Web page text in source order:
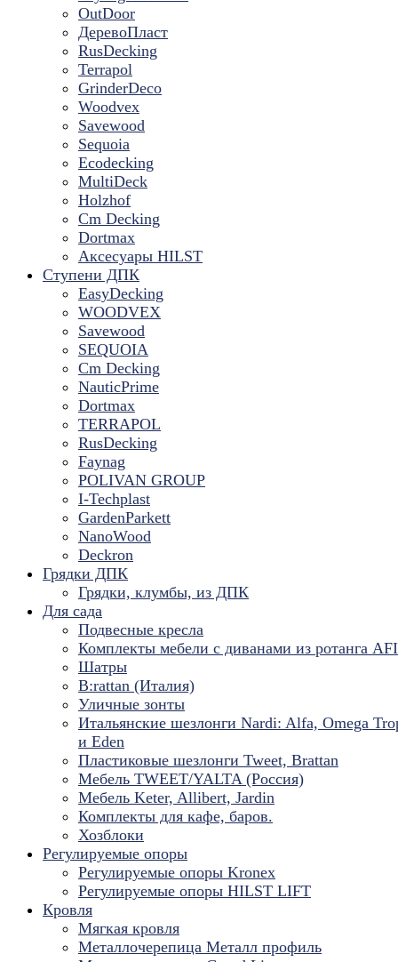
OutDoor
ДеревоПласт
RusDecking
Terrapol
GrinderDeco
Woodvex
Savewood
Sequoia
Ecodecking
MultiDeck
Holzhof
Cm Decking
Dortmax
Аксесуары HILST
Ступени ДПК
EasyDecking
WOODVEX
Savewood
SEQUOIA
Cm Decking
NauticPrime
Dortmax
TERRAPOL
RusDecking
Faynag
POLIVAN GROUP
I-Techplast
GardenParkett
NanoWood
Deckron
Грядки ДПК
Грядки, клумбы, из ДПК
Для сада
Подвесные кресла
Комплекты мебели с диванами из ротанга
Шатры
B:rattan (Италия)
Уличные зонты
Итальянские шезлонги Nardi: Alfa, Omega
и Eden
Пластиковые шезлонги Tweet, Brattan
Мебель TWEET/YALTA (Россия)
Мебель Keter, Allibert, Jardin
Комплекты для кафе, баров.
Хозблоки
Регулируемые опоры
Регулируемые опоры Kronex
Регулируемые опоры HILST LIFT
Кровля
Мягкая кровля
Металлочерепица Металл профиль